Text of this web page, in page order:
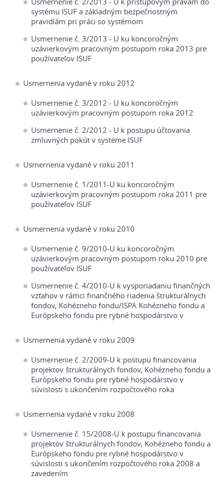
systému ISUF a základným bezpečnostným
pravidlám pri práci so systémom
Usmernenie č. 3/2013 - U ku koncoročným
uzávierkovým pracovným postupom roka 2013 pre
používateľov ISUF
Usmernenia vydané v roku 2012
Usmernenie č. 3/2012 - U ku koncoročným
uzávierkovým pracovným postupom roka 2012
Usmernenie č. 2/2012 - U k postupu účtovania
zmluvných pokút v systéme ISUF
Usmernenia vydané v roku 2011
Usmernenie č. 1/2011-U ku koncoročným
uzávierkovým pracovným postupom roka 2011 pre
používateľov ISUF
Usmernenia vydané v roku 2010
Usmernenie č. 9/2010-U ku koncoročným
uzávierkovým pracovným postupom roku 2010 pre
používateľov ISUF
Usmernenie č. 4/2010-U k vysporiadaniu finančných
vzťahov v rámci finančného riadenia štrukturálnych
fondov, Kohézneho fondu/ISPA Kohézneho fondu a
Európskeho fondu pre rybné hospodárstvo v
Usmernenia vydané v roku 2009
Usmernenie č. 2/2009-U k postupu financovania
projektov štrukturálnych fondov, Kohézneho fondu a
Európskeho fondu pre rybné hospodárstvo v
súvislosti s ukončením rozpočtového roka
Usmernenia vydané v roku 2008
Usmernenie č. 15/2008-U k postupu financovania
projektov štrukturálnych fondov, Kohézneho fondu a
Európskeho fondu pre rybné hospodárstvo v
súvislosti s ukončením rozpočtového roka 2008 a
zavedením